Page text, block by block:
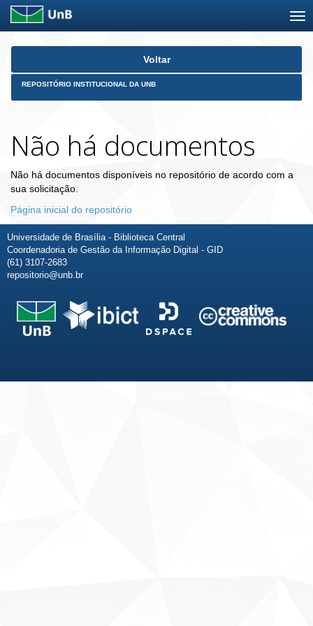
Skip
Voltar
REPOSITÓRIO INSTITUCIONAL DA UNB
Não há documentos
Não há documentos disponíveis no repositório de acordo com a
sua solicitação.
Página inicial do repositório
Universidade de Brasília - Biblioteca Central
Coordenadoria de Gestão da Informação Digital - GID
(61) 3107-2683
repositorio@unb.br